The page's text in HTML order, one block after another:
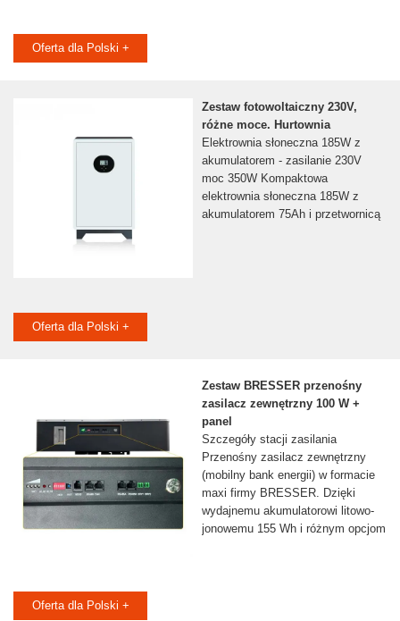
Oferta dla Polski +
Zestaw fotowoltaiczny 230V,
różne moce. Hurtownia
Elektrownia słoneczna 185W z
akumulatorem - zasilanie 230V
moc 350W Kompaktowa
elektrownia słoneczna 185W z
akumulatorem 75Ah i przetwornicą
Oferta dla Polski +
Zestaw BRESSER przenośny
zasilacz zewnętrzny 100 W +
panel
Szczegóły stacji zasilania
Przenośny zasilacz zewnętrzny
(mobilny bank energii) w formacie
maxi firmy BRESSER. Dzięki
wydajnemu akumulatorowi litowo-
jonowemu 155 Wh i różnym opcjom
Oferta dla Polski +